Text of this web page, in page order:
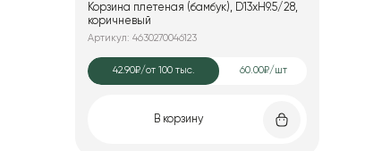
Корзина плетеная (бамбук), D13xH9.5/28,
коричневый
Артикул: 4630270046123
42.90₽/от 100 тыс. 60.00₽/шт
В корзину